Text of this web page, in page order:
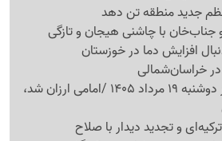
جدید منطقه تن دهد
جناب‌خان با چاشنی هیجان و تازگی
افزایش دما در خوزستان
قیمت طلا و سکه امروز دوشنبه 19 مرداد 1405 /امامی ارزان شد،
و تجدید دیدار با صلاح